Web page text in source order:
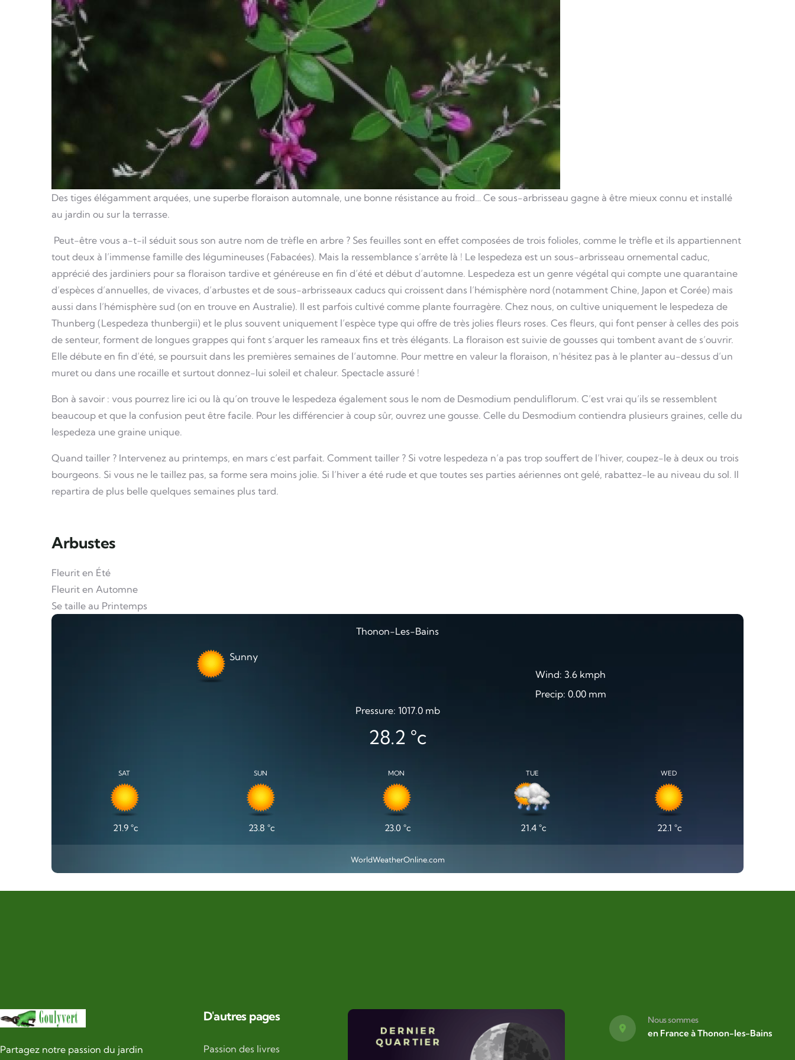
Des tiges élégamment arquées, une superbe floraison automnale, une bonne résistance au froid… Ce sous-arbrisseau gagne à être mieux connu et installé
au jardin ou sur la terrasse.
Peut-être vous a-t-il séduit sous son autre nom de trèfle en arbre ? Ses feuilles sont en effet composées de trois folioles, comme le trèfle et ils appartiennent
tout deux à l’immense famille des légumineuses (Fabacées). Mais la ressemblance s’arrête là ! Le lespedeza est un sous-arbrisseau ornemental caduc,
apprécié des jardiniers pour sa floraison tardive et généreuse en fin d’été et début d’automne. Lespedeza est un genre végétal qui compte une quarantaine
d’espèces d’annuelles, de vivaces, d’arbustes et de sous-arbrisseaux caducs qui croissent dans l’hémisphère nord (notamment Chine, Japon et Corée) mais
aussi dans l’hémisphère sud (on en trouve en Australie). Il est parfois cultivé comme plante fourragère. Chez nous, on cultive uniquement le lespedeza de
Thunberg (Lespedeza thunbergii) et le plus souvent uniquement l’espèce type qui offre de très jolies fleurs roses. Ces fleurs, qui font penser à celles des pois
de senteur, forment de longues grappes qui font s’arquer les rameaux fins et très élégants. La floraison est suivie de gousses qui tombent avant de s’ouvrir.
Elle débute en fin d’été, se poursuit dans les premières semaines de l’automne. Pour mettre en valeur la floraison, n’hésitez pas à le planter au-dessus d’un
muret ou dans une rocaille et surtout donnez-lui soleil et chaleur. Spectacle assuré !
Bon à savoir : vous pourrez lire ici ou là qu’on trouve le lespedeza également sous le nom de Desmodium penduliflorum. C’est vrai qu’ils se ressemblent
beaucoup et que la confusion peut être facile. Pour les différencier à coup sûr, ouvrez une gousse. Celle du Desmodium contiendra plusieurs graines, celle du
lespedeza une graine unique.
Quand tailler ? Intervenez au printemps, en mars c’est parfait. Comment tailler ? Si votre lespedeza n’a pas trop souffert de l’hiver, coupez-le à deux ou trois
bourgeons. Si vous ne le taillez pas, sa forme sera moins jolie. Si l’hiver a été rude et que toutes ses parties aériennes ont gelé, rabattez-le au niveau du sol. Il
repartira de plus belle quelques semaines plus tard.
Arbustes
Fleurit en Été
Fleurit en Automne
Se taille au Printemps
Thonon-Les-Bains
Sunny
Wind: 3.6 kmph
Precip: 0.00 mm
Pressure: 1017.0 mb
28.2 °c
SAT
21.9°c
SUN
23.8 °c
MON
23.0 °c
TUE
21.4 °c
WED
22.1 °c
WorldWeatherOnline.com
Partagez notre passion du jardin
D'autres pages
Passion des livres
Nous sommes
en France à Thonon-les-Bains